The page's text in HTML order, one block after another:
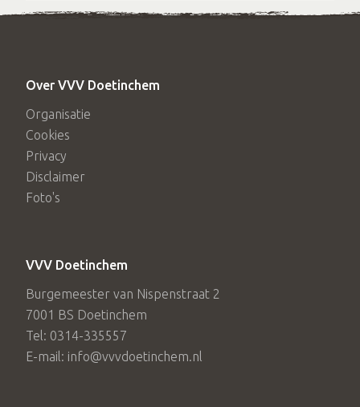
Over VVV Doetinchem
Organisatie
Cookies
Privacy
Disclaimer
Foto's
VVV Doetinchem
Burgemeester van Nispenstraat 2
7001 BS Doetinchem
Tel: 0314-335557
E-mail: info@vvvdoetinchem.nl